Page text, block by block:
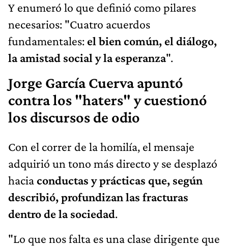
Y enumeró lo que definió como pilares
necesarios: "Cuatro acuerdos
fundamentales: el bien común, el diálogo,
la amistad social y la esperanza".
Jorge García Cuerva apuntó
contra los "haters" y cuestionó
los discursos de odio
Con el correr de la homilía, el mensaje
adquirió un tono más directo y se desplazó
haciaconductas y prácticas que, según
describió, profundizan las fracturas
dentro de la sociedad.
"Lo que nos falta es una clase dirigente que